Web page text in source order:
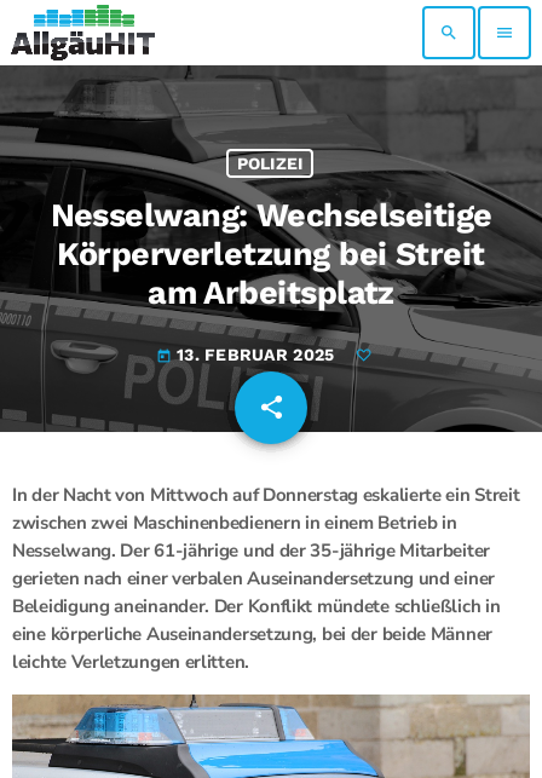
search menu
POLIZEI
Nesselwang: Wechselseitige
Körperverletzung bei Streit
am Arbeitsplatz
today 13. FEBRUAR 2025
share
email
In der Nacht von Mittwoch auf Donnerstag eskalierte ein Streit
zwischen zwei Maschinenbedienern in einem Betrieb in
Nesselwang. Der 61-jährige und der 35-jährige Mitarbeiter
gerieten nach einer verbalen Auseinandersetzung und einer
Beleidigung aneinander. Der Konflikt mündete schließlich in
eine körperliche Auseinandersetzung, bei der beide Männer
leichte Verletzungen erlitten.